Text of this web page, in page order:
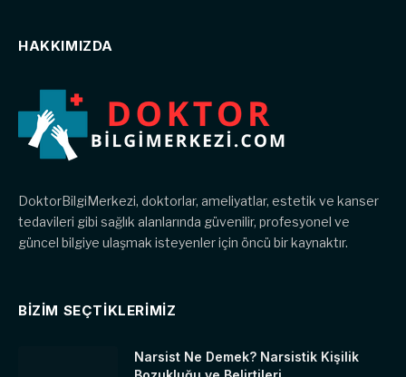
HAKKIMIZDA
DoktorBilgiMerkezi, doktorlar, ameliyatlar, estetik ve kanser
tedavileri gibi sağlık alanlarında güvenilir, profesyonel ve
güncel bilgiye ulaşmak isteyenler için öncü bir kaynaktır.
BIZIM SEÇTIKLERIMIZ
Narsist Ne Demek? Narsistik Kişilik